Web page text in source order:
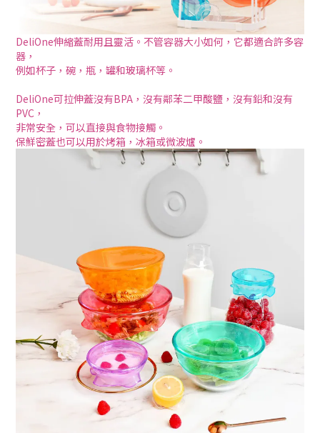
DeliOne伸縮蓋耐用且靈活。不管容器大小如何，它都適合許多容
器，
例如杯子，碗，瓶，罐和玻璃杯等。
DeliOne可拉伸蓋沒有BPA，沒有鄰苯二甲酸鹽，沒有鉛和沒有
PVC，
非常安全，可以直接與食物接觸。
保鮮密蓋也可以用於烤箱，冰箱或微波爐。